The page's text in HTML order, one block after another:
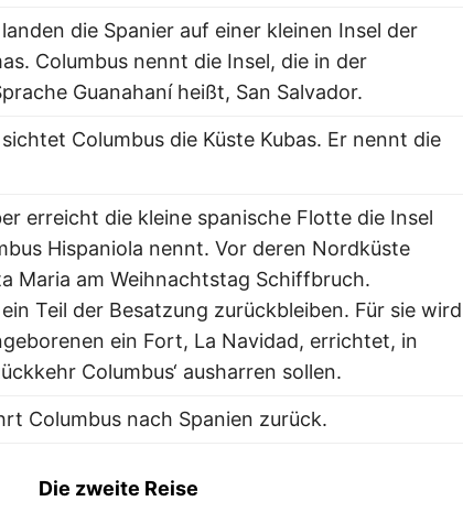
die Spanier auf einer kleinen Insel der
Columbus nennt die Insel, die in der
Guanahaní heißt, San Salvador.
Columbus die Küste Kubas. Er nennt die
erreicht die kleine spanische Flotte die Insel
Hispaniola nennt. Vor deren Nordküste
Maria am Weihnachtstag Schiffbruch.
Teil der Besatzung zurückbleiben. Für sie wird
ein Fort, La Navidad, errichtet, in
Columbus‘ ausharren sollen.
Columbus nach Spanien zurück.
Die zweite Reise